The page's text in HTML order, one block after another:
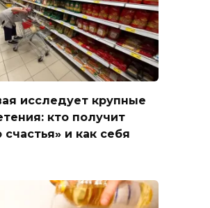
исследует крупные
кто получит
счастья» и как себя